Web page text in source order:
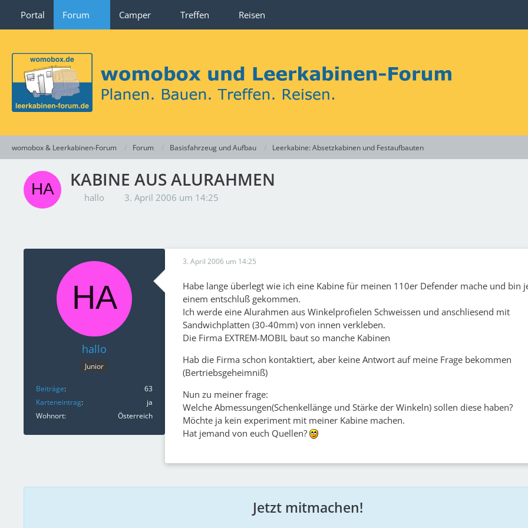
Portal Forum Camper Treffen Reisen
womobox & Leerkabinen-Forum Forum Basisfahrzeug und Aufbau Leerkabine: Absetzkabinen und Festaufbauten
KABINE AUS ALURAHMEN
hallo 3. April 2006 um 14:25
hallo
Junior
Beiträge
63
Karteneintrag
ja
Wohnort
Österreich
3. April 2006 um 14:25
Habe lange überlegt wie ich eine Kabine für meinen 110er Defender mache und bin
einem entschluß gekommen.
Ich werde eine Alurahmen aus Winkelprofielen Schweissen und anschliesend mit
Sandwichplatten (30-40mm) von innen verkleben.
Die Firma EXTREM-MOBIL baut so manche Kabinen
Hab die Firma schon kontaktiert, aber keine Antwort auf meine Frage bekommen
(Bertriebsgeheimniß)
Nun zu meiner frage:
Welche Abmessungen(Schenkellänge und Stärke der Winkeln) sollen diese haben?
Möchte ja kein experiment mit meiner Kabine machen.
Hat jemand von euch Quellen?
Jetzt mitmachen!